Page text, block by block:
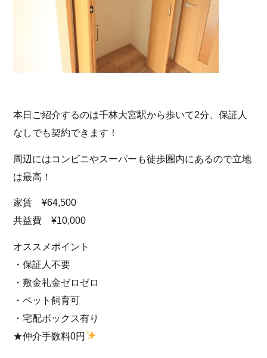
本日ご紹介するのは千林大宮駅から歩いて2分、保証人
なしでも契約できます！
周辺にはコンビニやスーパーも徒歩圏内にあるので立地
は最高！
家賃 ¥64,500
共益費 ¥10,000
オススメポイント
・保証人不要
・敷金礼金ゼロゼロ
・ペット飼育可
・宅配ボックス有り
★仲介手数料0円